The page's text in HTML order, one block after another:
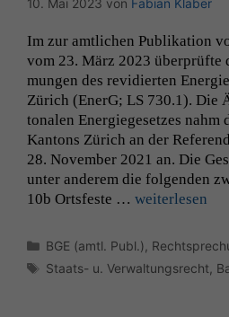
10. Mai 2023 von Fabian Klaber
Im zur amtlichen Pub­lika­tion
vom 23. März 2023 über­prüfte
mungen des rev­i­dierten
Zürich (EnerG; LS 730.1). Die
tonalen Energiege­set­zes nahm
Kan­tons Zürich an der
28. Novem­ber 2021 an. Die
unter anderem die fol­gen­den
10b Orts­feste … weit­er­lesen
Kategorien
BGE (amtl. Publ.)
Schlagwörter
Staats- u. Verwaltungsrecht